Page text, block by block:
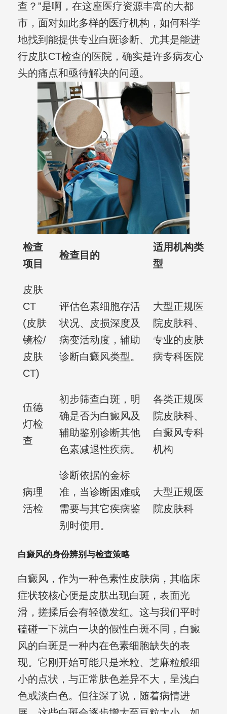
查？”是啊，在这座医疗资源丰富的大都
市，面对如此多样的医疗机构，如何科学
地找到能提供专业白斑诊断、尤其是能进
行皮肤CT检查的医院，确实是许多病友心
头的痛点和亟待解决的问题。
检查
项目
检查目的
适用机构类
型
皮肤
CT
(皮肤
镜检/
皮肤
CT)
评估色素细胞存活
状况、皮损深度及
病变活动度，辅助
诊断白癜风类型。
大型正规医
院皮肤科、
专业的皮肤
病专科医院
伍德
灯检
查
初步筛查白斑，明
确是否为白癜风及
辅助鉴别诊断其他
色素减退性疾病。
各类正规医
院皮肤科、
白癜风专科
机构
病理
活检
诊断依据的金标
准，当诊断困难或
需要与其它疾病鉴
别时使用。
大型正规医
院皮肤科
白癜风的身份辨别与检查策略
白癜风，作为一种色素性皮肤病，其临床
症状较核心便是皮肤出现白斑，表面光
滑，搓揉后会有轻微发红。这与我们平时
磕碰一下就白一块的假性白斑不同，白癜
风的白斑是一种内在色素细胞缺失的表
现。它刚开始可能只是米粒、芝麻粒般细
小的点状，与正常肤色差异不大，呈浅白
色或淡白色。但往深了说，随着病情进